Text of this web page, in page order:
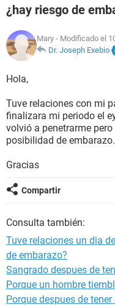
FAMILIA
NUTRICIÓN
SEXUALIDAD
GLOSARIO
¿hay riesgo de
Mary - Modificado el
Dr. Joseph Exebio
Hola,
Tuve relaciones con mi
finalizara mi periodo el
volvió a penetrarme
posibilidad de embarazo.
Gracias
Compartir
Consulta también:
Tuve relaciones un dia
de embarazo?
Sangrado despues de
Porque un hombre
Porque despues de